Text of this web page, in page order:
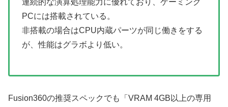
連続的な演算処理能力に優れており、ゲーミング
PCには搭載されている。
非搭載の場合はCPU内蔵パーツが同じ働きをする
が、性能はグラボより低い。
Fusion360の推奨スペックでも「VRAM 4GB以上の専用